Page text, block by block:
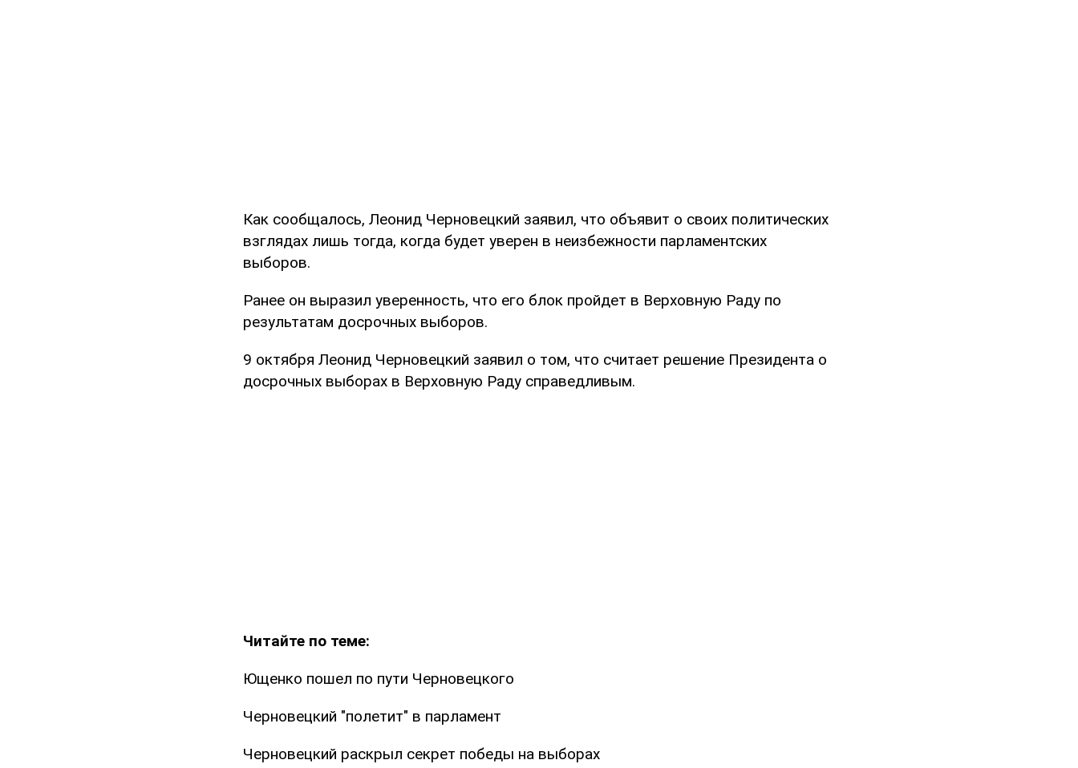
Как сообщалось, Леонид Черновецкий заявил, что объявит о своих политических
взглядах лишь тогда, когда будет уверен в неизбежности парламентских
выборов.
Ранее он выразил уверенность, что его блок пройдет в Верховную Раду по
результатам досрочных выборов.
9 октября Леонид Черновецкий заявил о том, что считает решение Президента о
досрочных выборах в Верховную Раду справедливым.
Читайте по теме:
Ющенко пошел по пути Черновецкого
Черновецкий "полетит" в парламент
Черновецкий раскрыл секрет победы на выборах